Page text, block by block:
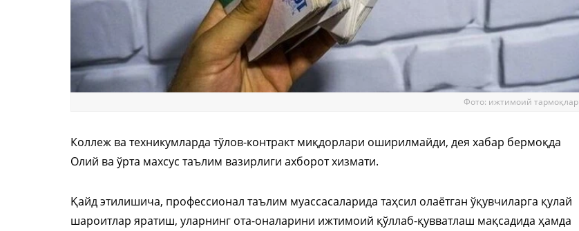
Фото: ижтимоий тармоқлар
Коллеж ва техникумларда тўлов-контракт миқдорлари оширилмайди, дея хабар бермоқда
Олий ва ўрта махсус таълим вазирлиги ахборот хизмати.
Қайд этилишича, профессионал таълим муассасаларида таҳсил олаётган ўқувчиларга қулай
шароитлар яратиш, уларнинг ота-оналарини ижтимоий қўллаб-қувватлаш мақсадида ҳамда